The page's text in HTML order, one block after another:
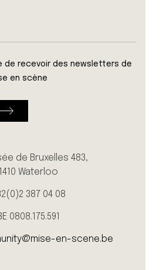
de recevoir des newsletters de
en scène
de Bruxelles 483,
Waterloo
387 04 08
0808.175.591
en-scene.be